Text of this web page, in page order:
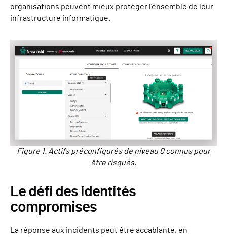
organisations peuvent mieux protéger l'ensemble de leur
infrastructure informatique.
Figure 1. Actifs préconfigurés de niveau 0 connus pour
être risqués.
Le défi des identités
compromises
La réponse aux incidents peut être accablante, en